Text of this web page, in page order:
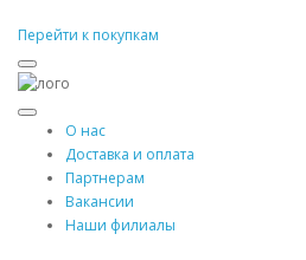
Перейти к покупкам
О нас
Доставка и оплата
Партнерам
Вакансии
Наши филиалы